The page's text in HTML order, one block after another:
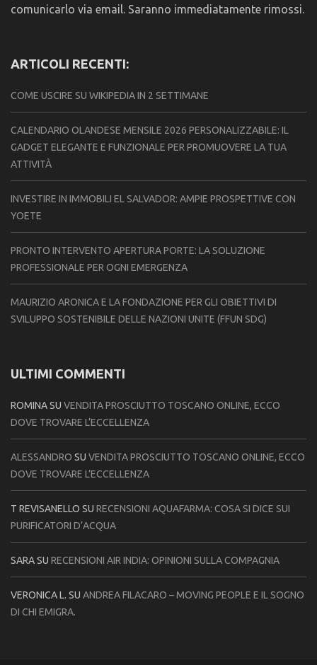
comunicarlo via email. Saranno immediatamente rimossi.
ARTICOLI RECENTI:
COME USCIRE SU WIKIPEDIA IN 2 SETTIMANE
CALENDARIO OLANDESE MENSILE 2026 PERSONALIZZABILE: IL
GADGET ELEGANTE E FUNZIONALE PER PROMUOVERE LA TUA
ATTIVITÀ
INVESTIRE IN IMMOBILI EL SALVADOR: AMPIE PROSPETTIVE CON
YOETE
PRONTO INTERVENTO APERTURA PORTE: LA SOLUZIONE
PROFESSIONALE PER OGNI EMERGENZA
MAURIZIO ARONICA E LA FONDAZIONE PER GLI OBIETTIVI DI
SVILUPPO SOSTENIBILE DELLE NAZIONI UNITE (FFUN SDG)
ULTIMI COMMENTI
ROMINASU VENDITA PROSCIUTTO TOSCANO ONLINE, ECCO
DOVE TROVARE L’ECCELLENZA
ALESSANDRO SU VENDITA PROSCIUTTO TOSCANO ONLINE, ECCO
DOVE TROVARE L’ECCELLENZA
T REVISANELLO SU RECENSIONI AQUAFARMA: COSA SI DICE SUI
PURIFICATORI D’ACQUA
SARASU RECENSIONI AIR INDIA: OPINIONI SULLA COMPAGNIA
VERONICA L. SU ANDREA FILACARO – MOVING PEOPLE E IL SOGNO
DI CHI EMIGRA.